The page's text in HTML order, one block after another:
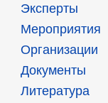
Эксперты
Мероприятия
Организации
Документы
Литература